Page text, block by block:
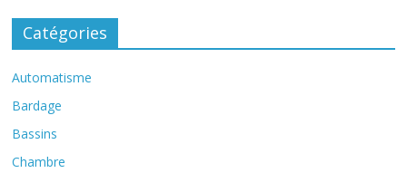
Catégories
Automatisme
Bardage
Bassins
Chambre